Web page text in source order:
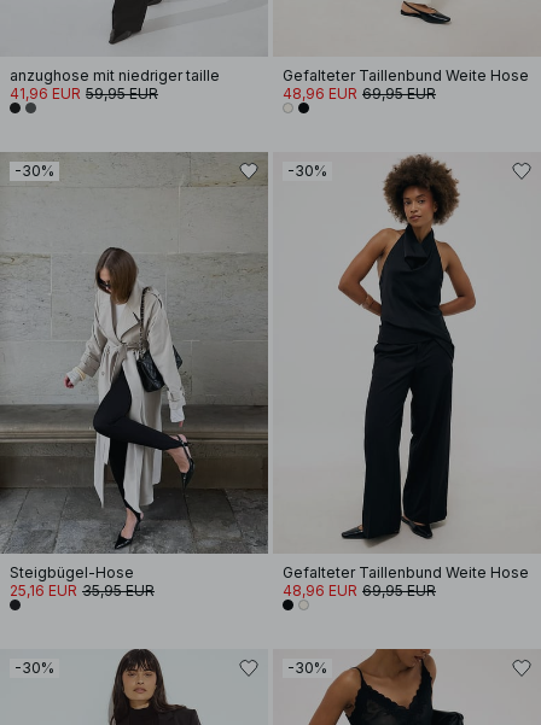
anzughose mit niedriger taille
41,96 EUR 59,95 EUR
Gefalteter Taillenbund Weite Hose
48,96 EUR 69,95 EUR
-30%
Steigbügel-Hose
25,16 EUR 35,95 EUR
-30%
Gefalteter Taillenbund Weite Hose
48,96 EUR 69,95 EUR
-30% -30%